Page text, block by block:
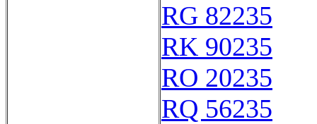
RG 82235
RK 90235
RO 20235
RQ 56235